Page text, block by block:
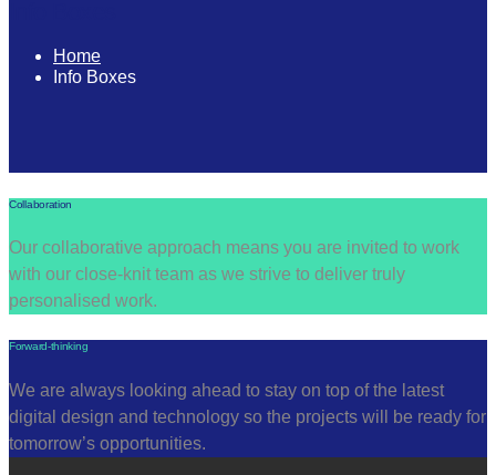
Home
Info Boxes
Collaboration
Our collaborative approach means you are invited to work
with our close-knit team as we strive to deliver truly
personalised work.
Forward-thinking
We are always looking ahead to stay on top of the latest
digital design and technology so the projects will be ready for
tomorrow’s opportunities.